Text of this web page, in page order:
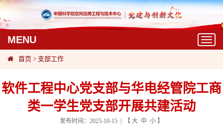
MENU
T
o
l
首页 > 支部工作
软件工程中心党支部与华电经管院工商
类一学生党支部开展共建活动
发布时间：2025-10-15 | 【 大 中 小 】